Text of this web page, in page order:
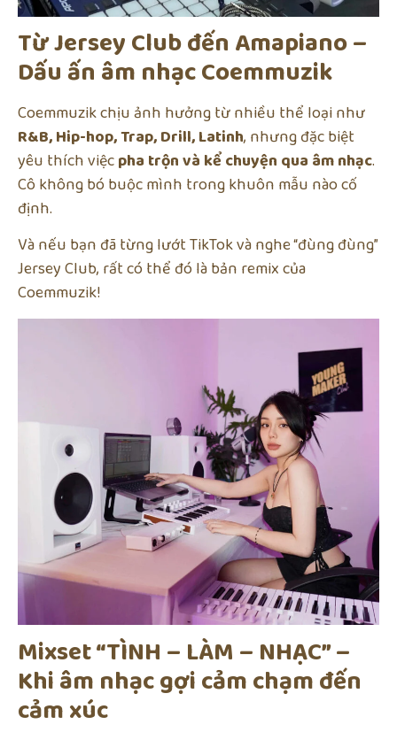
Từ Jersey Club đến Amapiano –
Dấu ấn âm nhạc Coemmuzik
Coemmuzik chịu ảnh hưởng từ nhiều thể loại như
R&B, Hip-hop, Trap, Drill, Latinh, nhưng đặc biệt
yêu thích việcpha trộn và kể chuyện qua âm nhạc.
Cô không bó buộc mình trong khuôn mẫu nào cố
định.
Và nếu bạn đã từng lướt TikTok và nghe “đùng đùng”
Jersey Club, rất có thể đó là bản remix của
Coemmuzik!
Mixset “TÌNH – LÀM – NHẠC” –
Khi âm nhạc gợi cảm chạm đến
cảm xúc